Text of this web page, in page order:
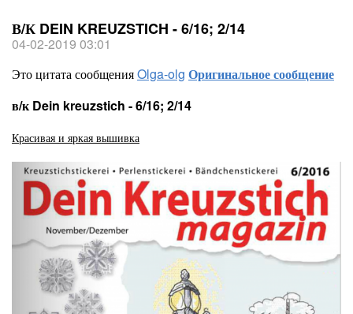
В/К DEIN KREUZSTICH - 6/16; 2/14
04-02-2019 03:01
Это цитата сообщенияOlga-olg Оригинальное сообщение
в/к Dein kreuzstich - 6/16; 2/14
Красивая и яркая вышивка